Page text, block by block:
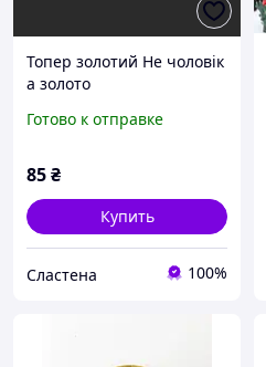
Топер золотий Не чоловік
а золото
Готово к отправке
85₴
Купить
Сластена 100%